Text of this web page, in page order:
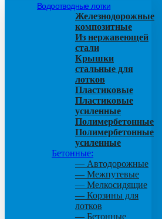
Водоотводные лотки
Железнодорожные
композитные
Из нержавеющей
стали
Крышки
стальные для
лотков
Пластиковые
Пластиковые
усиленные
Полимербетонные
Полимербетонные
усиленные
Бетонные:
— Автодорожные
— Межпутевые
— Мелкосидящие
— Корзины для
лотков
— Бетонные